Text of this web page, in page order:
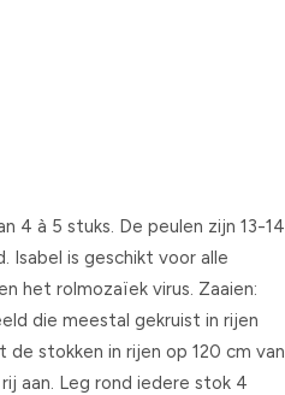
4 à 5 stuks. De peulen zijn 13-14
Isabel is geschikt voor alle
het rolmozaïek virus. Zaaien:
die meestal gekruist in rijen
stokken in rijen op 120 cm van
aan. Leg rond iedere stok 4